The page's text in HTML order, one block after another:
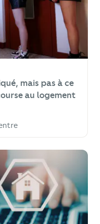
mais pas à ce
au logement